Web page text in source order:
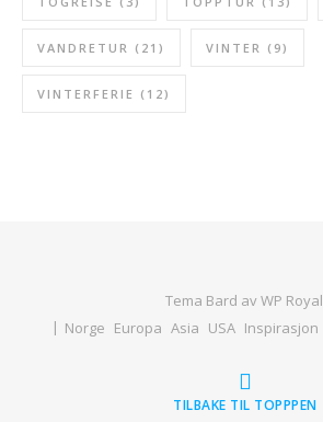
VANDRETUR (21) VINTER (9)
VINTERFERIE (12)
Tema Bard avWP Royal
Norge Europa Asia USA Inspirasjon
TILBAKE TIL TOPPPEN